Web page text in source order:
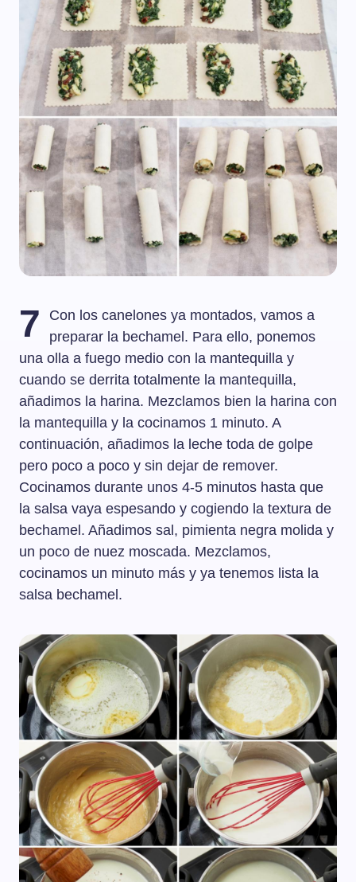
7
Con los canelones ya montados, vamos a
preparar la bechamel. Para ello, ponemos
una olla a fuego medio con la mantequilla y
cuando se derrita totalmente la mantequilla,
añadimos la harina. Mezclamos bien la harina con
la mantequilla y la cocinamos 1 minuto. A
continuación, añadimos la leche toda de golpe
pero poco a poco y sin dejar de remover.
Cocinamos durante unos 4-5 minutos hasta que
la salsa vaya espesando y cogiendo la textura de
bechamel. Añadimos sal, pimienta negra molida y
un poco de nuez moscada. Mezclamos,
cocinamos un minuto más y ya tenemos lista la
salsa bechamel.